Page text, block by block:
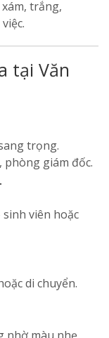
trắng,
tại Văn
trọng.
giám đốc.
viên hoặc
di chuyển.